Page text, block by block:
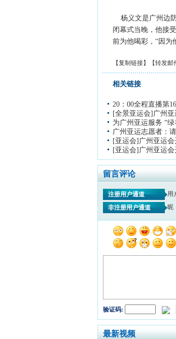
杨义文是广州边
闭幕式当晚，他接
前为他喝彩，“因为
【复制链接】【转发邮
相关链接
20：00全程直播第
[全景亚运会]广州
为广州亚运服务 “
广州亚运志愿者：
[亚运会]广州亚运
[亚运会]广州亚运
留言评论
注册用户通道 用
非注册用户通道
昵
验证码:
最新视频